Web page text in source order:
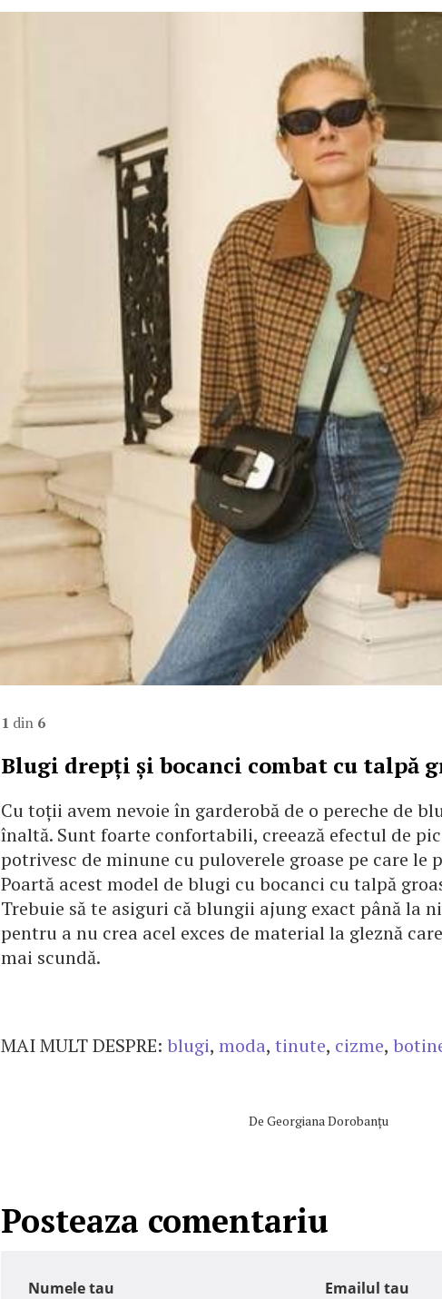
1 din 6
Blugi drepți și bocanci combat cu talpă
Cu toții avem nevoie în garderobă de o pereche de
înaltă. Sunt foarte confortabili, creează efectul de
potrivesc de minune cu puloverele groase pe care le
Poartă acest model de blugi cu bocanci cu talpă
Trebuie să te asiguri că blungii ajung exact până la
pentru a nu crea acel exces de material la gleznă
mai scundă.
MAI MULT DESPRE: blugi, moda, tinute, cizme,
De Georgiana Dorobanțu
Posteaza comentariu
Numele tau Emailul tau